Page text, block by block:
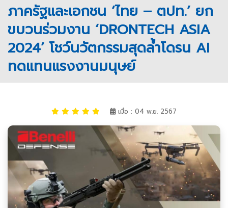
ภาครัฐและเอกชน ‘ไทย – ตปท.’ ยก
ขบวนร่วมงาน ‘DRONTECH ASIA
2024’ โชว์นวัตกรรมสุดล้ำโดรน AI
ทดแทนแรงงานมนุษย์
เมื่อ : 04 พ.ย. 2567